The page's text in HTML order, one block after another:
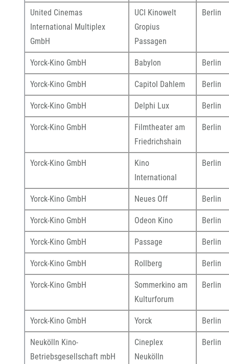
United Cinemas
International Multiplex
GmbH
UCI Kinowelt
Gropius
Passagen
Berlin
Yorck-Kino GmbH Babylon Berlin
Yorck-Kino GmbH Capitol Dahlem Berlin
Yorck-Kino GmbH Delphi Lux Berlin
Yorck-Kino GmbH
Filmtheater am
Friedrichshain
Berlin
Yorck-Kino GmbH
Kino
International
Berlin
Yorck-Kino GmbH Neues Off Berlin
Yorck-Kino GmbH Odeon Kino Berlin
Yorck-Kino GmbH Passage Berlin
Yorck-Kino GmbH Rollberg Berlin
Yorck-Kino GmbH
Sommerkino am
Kulturforum
Berlin
Yorck-Kino GmbH Yorck Berlin
Neukölln Kino-
Betriebsgesellschaft mbH
Cineplex
Neukölln
Berlin